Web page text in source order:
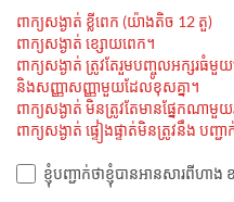
ពាក្យសង្ងាត់ ខ្លីពេក (យ៉ាងតិច 12 តួ)
ពាក្យសង្ងាត់ ខ្សោយពេក។
ពាក្យសង្ងាត់ ត្រូវតែរួមបញ្ចូលអក្សរ
និងសញ្ញាសញ្ញាមួយដែលខុសគ្នា។
ពាក្យសង្ងាត់ មិនត្រូវតែមានផ្នែកណ
ពាក្យសង្ងាត់ ផ្ទៀងផ្ទាត់មិនត្រូវនឹង បញ្ជា
ខ្ញុំបញ្ជាក់ថាខ្ញុំបានអានសារពីហាង